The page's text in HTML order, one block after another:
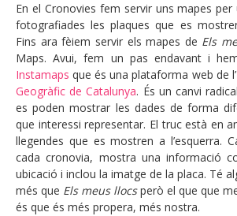
En el Cronovies fem servir uns mapes
fotografiades les plaques que es
Fins ara fèiem servir els mapes de Els
Maps. Avui, fem un pas endavant i
Instamapsque és una plataforma web de l’
Geogràfic de Catalunya. És un canvi
es poden mostrar les dades de forma
que interessi representar. El truc està en
llegendes que es mostren a l’esquerra.
cada cronovia, mostra una informació
ubicació i inclou la imatge de la placa. Té
més que Els meus llocsperò el que que
és que és més propera, més nostra.